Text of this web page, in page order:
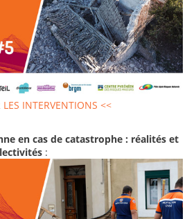
LES INTERVENTIONS <<
en cas de catastrophe : réalités et
: